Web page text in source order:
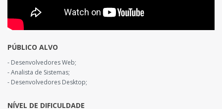
PÚBLICO ALVO
- Desenvolvedores Web;
- Analista de Sistemas;
- Desenvolvedores Desktop;
NÍVEL DE DIFICULDADE